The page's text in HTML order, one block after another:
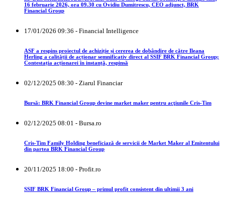
16 februarie 2026, ora 09.30 cu Ovidiu Dumitrescu, CEO adjunct, BRK
Financial Group
17/01/2026 09:36 - Financial Intelligence
ASF a respins proiectul de achiziție și cererea de dobândire de către Ileana
Herling a calității de acționar semnificativ direct al SSIF BRK Financial Group;
Contestația acționarei în instanță, respinsă
02/12/2025 08:30 - Ziarul Financiar
Bursă: BRK Financial Group devine market maker pentru acţiunile Cris-Tim
02/12/2025 08:01 - Bursa.ro
Cris-Tim Family Holding beneficiază de servicii de Market Maker al Emitentului
din partea BRK Financial Group
20/11/2025 18:00 - Profit.ro
SSIF BRK Financial Group – primul profit consistent din ultimii 3 ani